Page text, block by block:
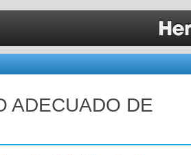
ADECUADO DE